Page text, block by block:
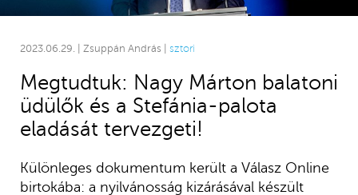
2023.06.29. | Zsuppán András | sztori
Megtudtuk: Nagy Márton balatoni
üdülők és a Stefánia-palota
eladását tervezgeti!
Különleges dokumentum került a Válasz Online
birtokába: a nyilvánosság kizárásával készült